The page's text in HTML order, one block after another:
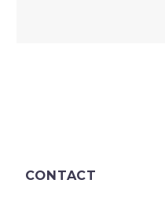
CONTACT